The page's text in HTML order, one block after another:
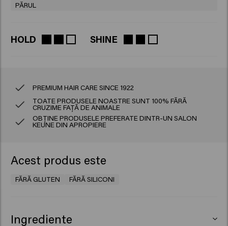
PĂRUL
HOLD SHINE
PREMIUM HAIR CARE SINCE 1922
TOATE PRODUSELE NOASTRE SUNT 100% FĂRĂ
CRUZIME FAȚĂ DE ANIMALE
OBȚINE PRODUSELE PREFERATE DINTR-UN SALON
KEUNE DIN APROPIERE
Acest produs este
FĂRĂ GLUTEN FĂRĂ SILICONI
Ingrediente